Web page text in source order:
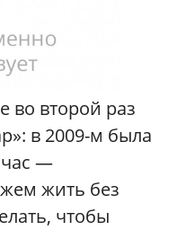
во второй раз
в 2009-м была
—
жить без
чтобы